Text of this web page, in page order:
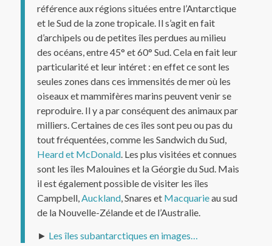
référence aux régions situées entre l’Antarctique
et le Sud de la zone tropicale. Il s’agit en fait
d’archipels ou de petites îles perdues au milieu
des océans, entre 45° et 60° Sud. Cela en fait leur
particularité et leur intéret : en effet ce sont les
seules zones dans ces immensités de mer où les
oiseaux et mammifères marins peuvent venir se
reproduire. Il y a par conséquent des animaux par
milliers. Certaines de ces îles sont peu ou pas du
tout fréquentées, comme les Sandwich du Sud,
Heard et McDonald. Les plus visitées et connues
sont les îles Malouines et la Géorgie du Sud. Mais
il est également possible de visiter les îles
Campbell,Auckland, Snares et Macquarieau sud
de la Nouvelle-Zélande et de l’Australie.
► Les îles subantarctiques en images…